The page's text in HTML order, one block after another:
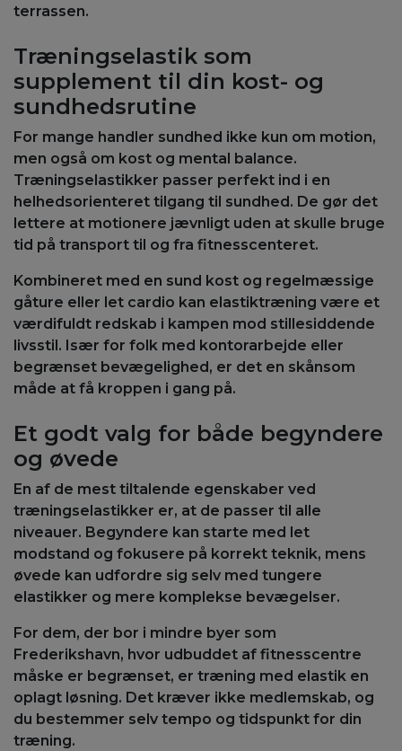
terrassen.
Træningselastik som
supplement til din kost- og
sundhedsrutine
For mange handler sundhed ikke kun om motion,
men også om kost og mental balance.
Træningselastikker passer perfekt ind i en
helhedsorienteret tilgang til sundhed. De gør det
lettere at motionere jævnligt uden at skulle bruge
tid på transport til og fra fitnesscenteret.
​Kombineret med en sund kost og regelmæssige
gåture eller let cardio kan elastiktræning være et
værdifuldt redskab i kampen mod stillesiddende
livsstil. Især for folk med kontorarbejde eller
begrænset bevægelighed, er det en skånsom
måde at få kroppen i gang på.
Et godt valg for både begyndere
og øvede
En af de mest tiltalende egenskaber ved
træningselastikker er, at de passer til alle
niveauer. Begyndere kan starte med let
modstand og fokusere på korrekt teknik, mens
øvede kan udfordre sig selv med tungere
elastikker og mere komplekse bevægelser.
For dem, der bor i mindre byer som
Frederikshavn, hvor udbuddet af fitnesscentre
måske er begrænset, er træning med elastik en
oplagt løsning. Det kræver ikke medlemskab, og
du bestemmer selv tempo og tidspunkt for din
træning.